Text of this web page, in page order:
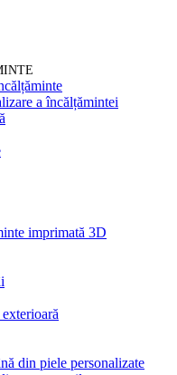
a încălțămintei
imprimată 3D
din piele personalizate